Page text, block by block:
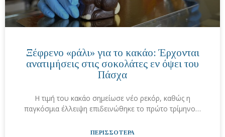
Ξέφρενο «ράλι» για το κακάο: Έρχονται
ανατιμήσεις στις σοκολάτες εν όψει του
Πάσχα
Η τιμή του κακάο σημείωσε νέο ρεκόρ, καθώς η
παγκόσμια έλλειψη επιδεινώθηκε το πρώτο τρίμηνο…
ΠΕΡΙΣΣΟΤΕΡΑ